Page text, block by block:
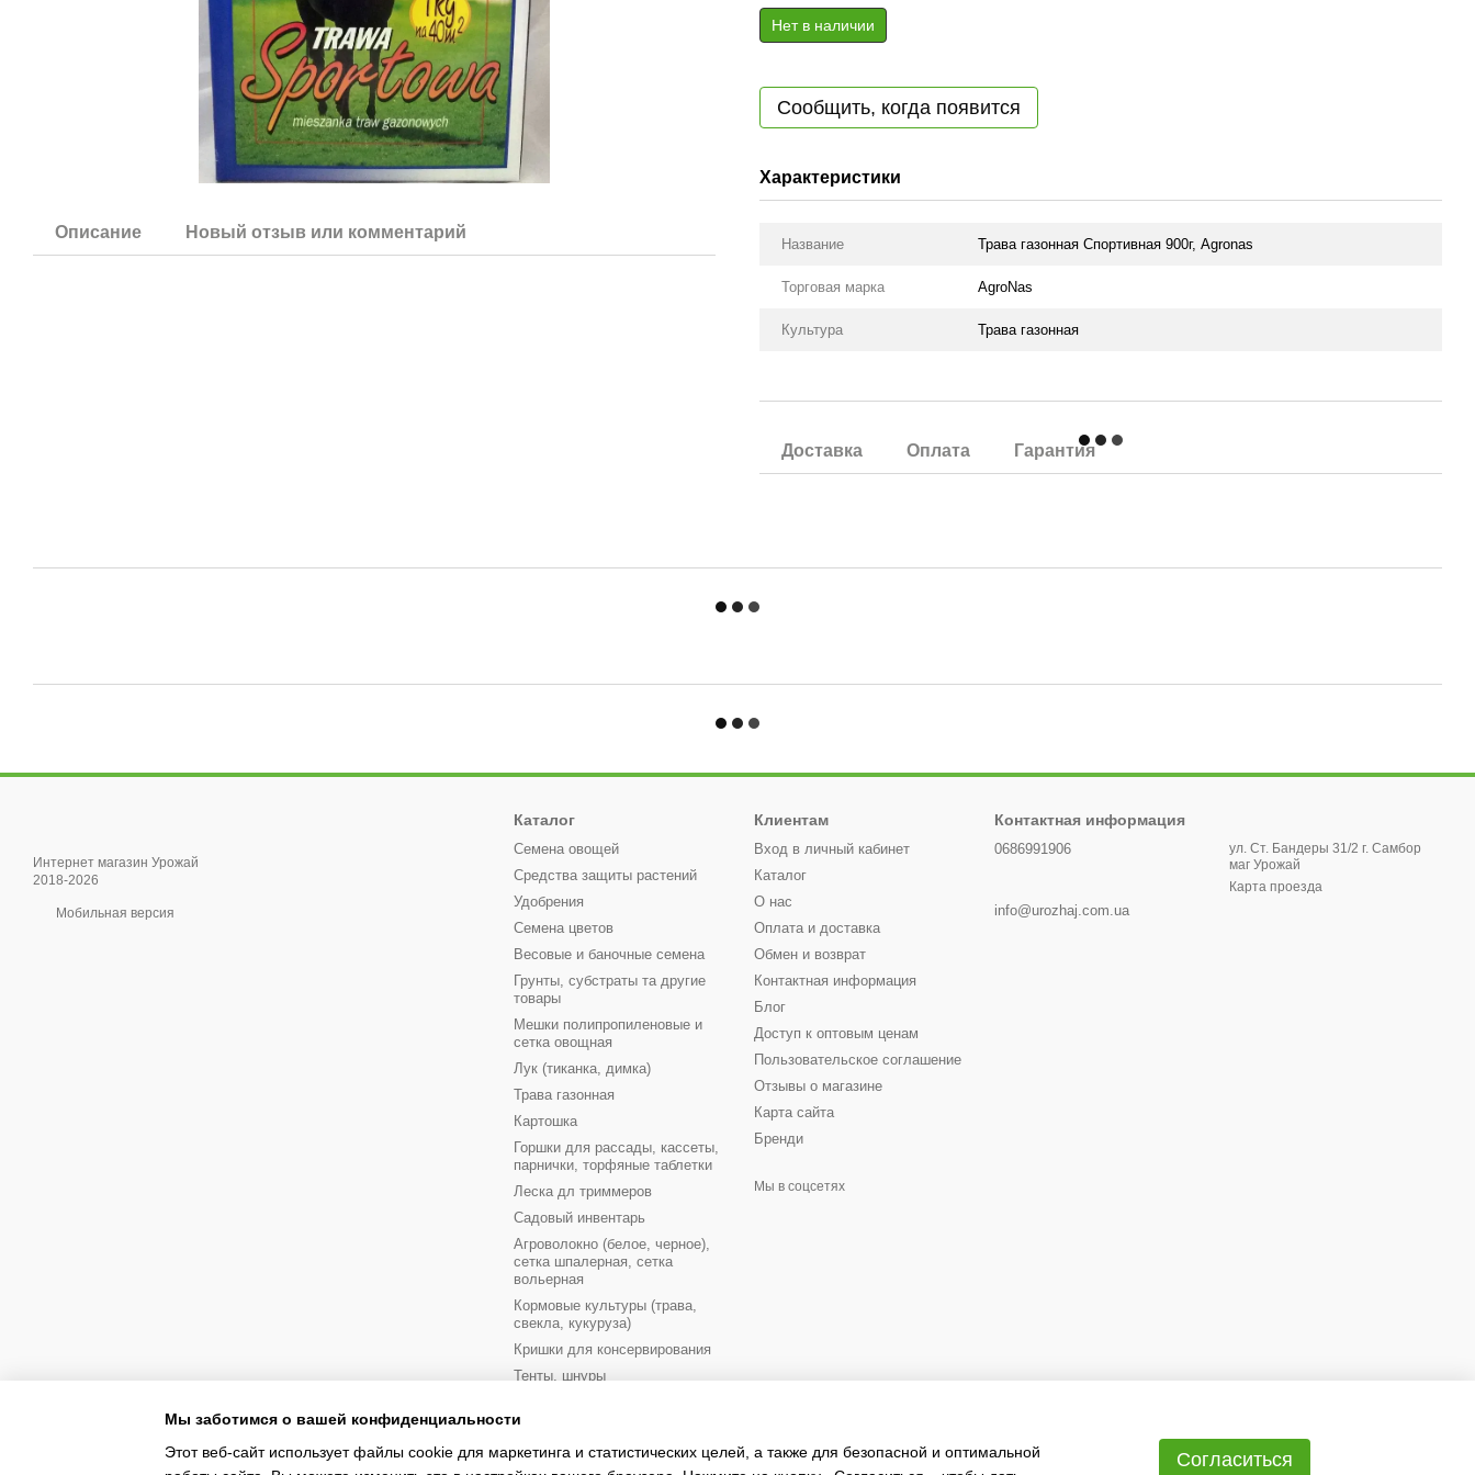
Описание Новый отзыв или комментарий
Нет в наличии
Сообщить, когда появится
Характеристики
Название Трава газонная Спортивная 900г, Agronas
Торговая марка AgroNas
Культура Трава газонная
Доставка Оплата Гарантия
Интернет магазин Урожай
2018-2026
Мобильная версия
Каталог
Семена овощей
Средства защиты растений
Удобрения
Семена цветов
Весовые и баночные семена
Грунты, субстраты та другие
товары
Мешки полипропиленовые и
сетка овощная
Лук (тиканка, димка)
Трава газонная
Картошка
Горшки для рассады, кассеты,
парнички, торфяные таблетки
Леска дл триммеров
Садовый инвентарь
Агроволокно (белое, черное),
сетка шпалерная, сетка
вольерная
Кормовые культуры (трава,
свекла, кукуруза)
Кришки для консервирования
Тенты, шнуры
Луковицы цветов весна
Перчатки рабочие
Клиентам
Вход в личный кабинет
Каталог
О нас
Оплата и доставка
Обмен и возврат
Контактная информация
Блог
Доступ к оптовым ценам
Пользовательское соглашение
Отзывы о магазине
Карта сайта
Бренди
Мы в соцсетях
Контактная информация
0686991906
info@urozhaj.com.ua
ул. Ст. Бандеры 31/2 г. Самбор
маг Урожай
Карта проезда
Мы заботимся о вашей конфиденциальности
Этот веб-сайт использует файлы cookie для маркетинга и статистических целей, а также для безопасной и оптимальной
Согласиться